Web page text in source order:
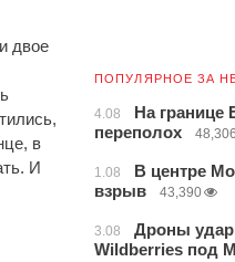
двое
в
И
ПОПУЛЯРНОЕ ЗА
4.08
На границе
переполох
48,306
1.08
В центре
взрыв
43,390
3.08
Дроны
Wildberries под